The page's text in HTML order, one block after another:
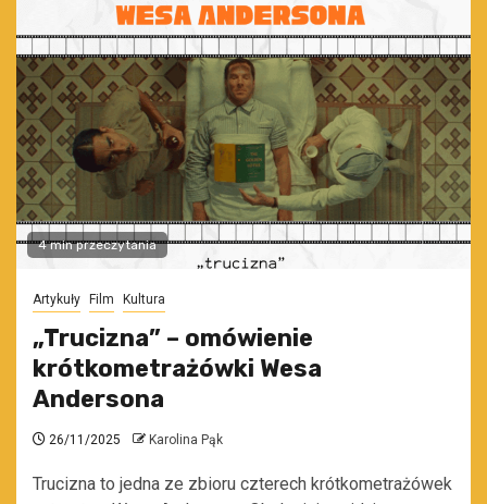
4 min przeczytania
Artykuły Film Kultura
„Trucizna” – omówienie
krótkometrażówki Wesa
Andersona
26/11/2025 Karolina Pąk
Trucizna to jedna ze zbioru czterech krótkometrażówek